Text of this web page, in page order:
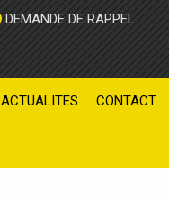
DEMANDE DE RAPPEL
ACTUALITES CONTACT